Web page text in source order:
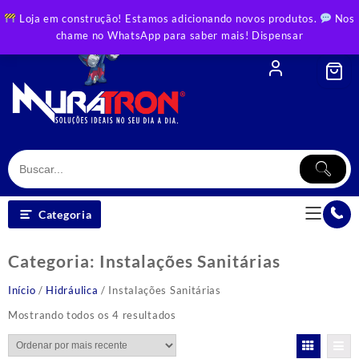
Loja em construção! Estamos adicionando novos produtos.
Nos
chame no WhatsApp para saber mais! Dispensar
to
Categoria
Categoria: Instalações Sanitárias
Início / Hidráulica / Instalações Sanitárias
Mostrando todos os 4 resultados